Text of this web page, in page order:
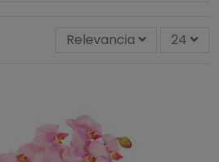
Relevancia 24